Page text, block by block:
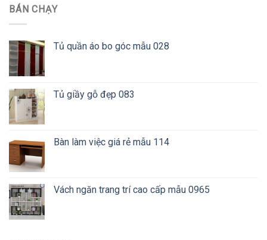
BÁN CHẠY
Tủ quần áo bo góc mẫu 028
Tủ giầy gỗ đẹp 083
Bàn làm việc giá rẻ mẫu 114
Vách ngăn trang trí cao cấp mẫu 0965